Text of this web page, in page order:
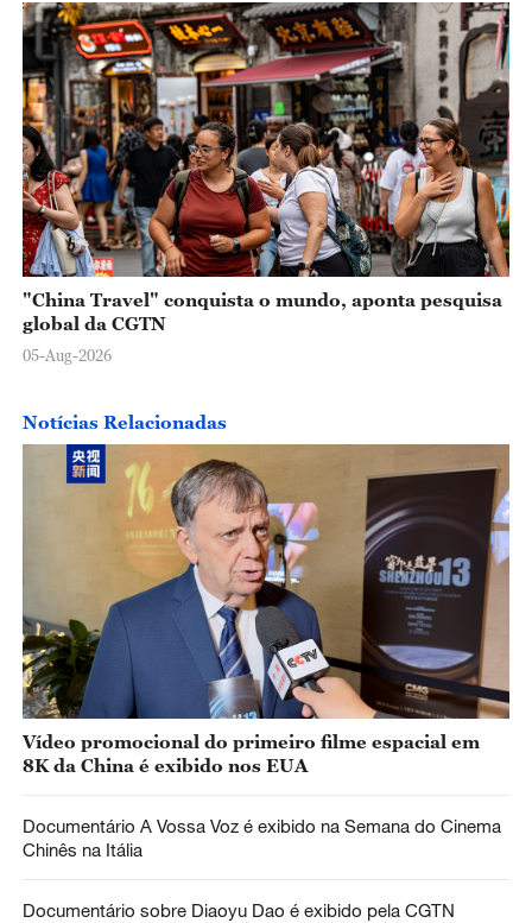
"China Travel" conquista o mundo, aponta pesquisa
global da CGTN
05-Aug-2026
Notícias Relacionadas
Vídeo promocional do primeiro filme espacial em
8K da China é exibido nos EUA
Documentário A Vossa Voz é exibido na Semana do Cinema
Chinês na Itália
Documentário sobre Diaoyu Dao é exibido pela CGTN